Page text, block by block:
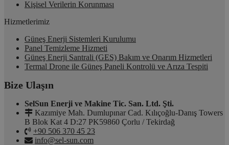
Kişisel Verilerin Korunması
Hizmetlerimiz
Güneş Enerji Sistemleri Kurulumu
Panel Temizleme Hizmeti
Güneş Enerji Santrali (GES) Bakım ve Onarım Hizmetleri
Termal Drone ile Güneş Paneli Kontrolü ve Arıza Tespiti
Bize Ulaşın
SelSun Enerji ve Makine Tic. San. Ltd. Şti.
Kazımiye Mah. Dumlupınar Cad. Kılıçoğlu-Danış Towers
B Blok Kat 4 D:27 PK59860 Çorlu / Tekirdağ
+90 506 370 45 23
info@sel-sun.com